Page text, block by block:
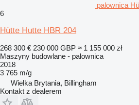
palownica
6
Hütte Hutte HBR 204
268 300 € 230 000 GBP ≈ 1 155 000 zł
Maszyny budowlane - palownica
2018
3 765 m/g
Wielka Brytania, Billingham
Kontakt z dealerem